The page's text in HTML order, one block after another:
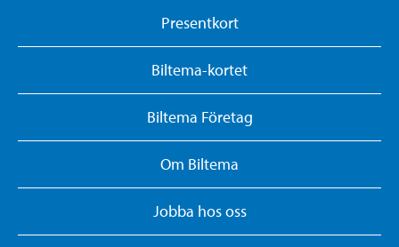
Presentkort
Biltema-kortet
Biltema Företag
Om Biltema
Jobba hos oss